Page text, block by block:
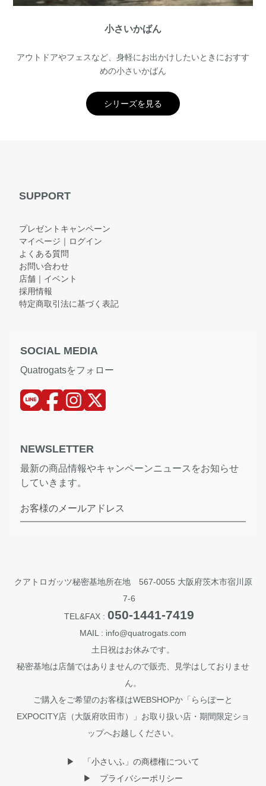
小さいかばん
アウトドアやフェスなど、身軽にお出かけしたいときにおすす
めの小さいかばん
シリーズを見る
SUPPORT
プレゼントキャンペーン
マイページ｜ログイン
よくある質問
お問い合わせ
店舗｜イベント
採用情報
特定商取引法に基づく表記
SOCIAL MEDIA
Quatrogatsをフォロー
NEWSLETTER
最新の商品情報やキャンペーンニュースをお知らせ
していきます。
お客様のメールアドレス
クアトロガッツ秘密基地所在地 567-0055 大阪府茨木市宿川原
7-6
TEL&FAX : 050-1441-7419
MAIL : info@quatrogats.com
土日祝はお休みです。
秘密基地は店舗ではありませんので販売、見学はしておりませ
ん。
ご購入をご希望のお客様はWEBSHOPか「ららぽーと
EXPOCITY店（大阪府吹田市）」お取り扱い店・期間限定ショ
ップへお越しください。
▶︎ 「小さいふ」の商標権について
▶︎ プライバシーポリシー